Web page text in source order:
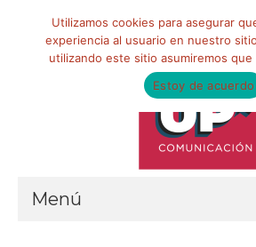
Menú
Utilizamos cookies para asegurar
experiencia al usuario en nuestro
utilizando este sitio asumiremos
Estoy de acuerdo